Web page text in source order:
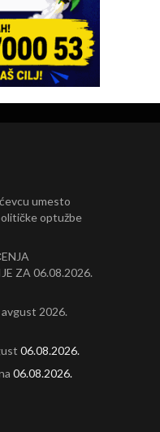
umesto
optužbe
ZA 06.08.2026.
2026.
06.08.2026.
06.08.2026.